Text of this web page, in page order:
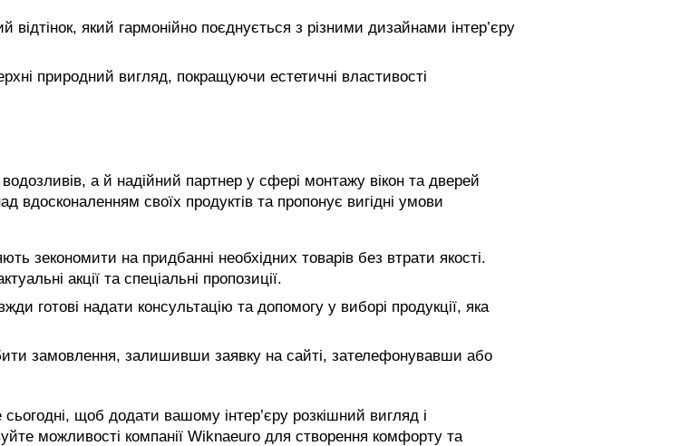
який гармонійно поєднується з різними дизайнами інтер’єру
природний вигляд, покращуючи естетичні властивості
а й надійний партнер у сфері монтажу вікон та дверей
вдосконаленням своїх продуктів та пропонує вигідні умови
зекономити на придбанні необхідних товарів без втрати якості.
акції та спеціальні пропозиції.
готові надати консультацію та допомогу у виборі продукції, яка
замовлення, залишивши заявку на сайті, зателефонувавши або
щоб додати вашому інтер’єру розкішний вигляд і
можливості компанії Wiknaeuro для створення комфорту та